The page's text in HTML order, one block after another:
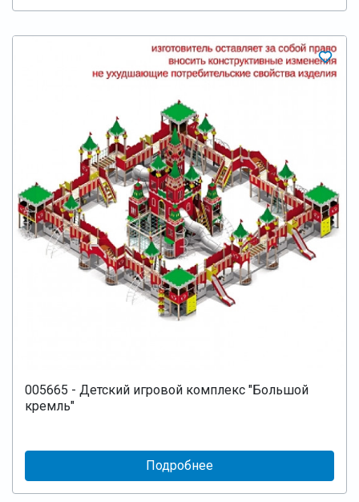
005665 - Детский игровой комплекс "Большой
кремль"
Подробнее